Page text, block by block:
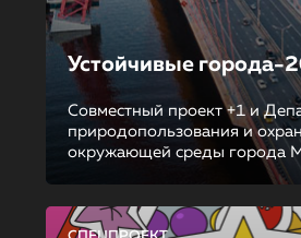
Устойчивые города-
Совместный проект +1 и
природопользования и
окружающей среды города